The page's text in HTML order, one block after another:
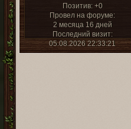
Позитив: +0
Провел на форуме:
2 месяца 16 дней
Последний визит:
05.08.2026 22:33:21